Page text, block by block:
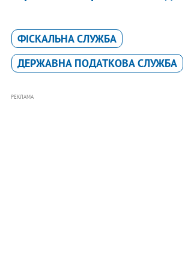
ФІСКАЛЬНА СЛУЖБА
ДЕРЖАВНА ПОДАТКОВА СЛУЖБА
РЕКЛАМА